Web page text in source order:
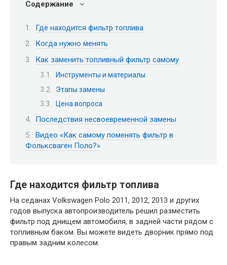
Содержание
Где находится фильтр топлива
Когда нужно менять
Как заменить топливный фильтр самому
Инструменты и материалы
Этапы замены
Цена вопроса
Последствия несвоевременной замены
Видео «Как самому поменять фильтр в
Фольксваген Поло?»
Где находится фильтр топлива
На седанах Volkswagen Polo 2011, 2012, 2013 и других
годов выпуска автопроизводитель решил разместить
фильтр под днищем автомобиля, в задней части рядом с
топливным баком. Вы можете видеть дворник прямо под
правым задним колесом.